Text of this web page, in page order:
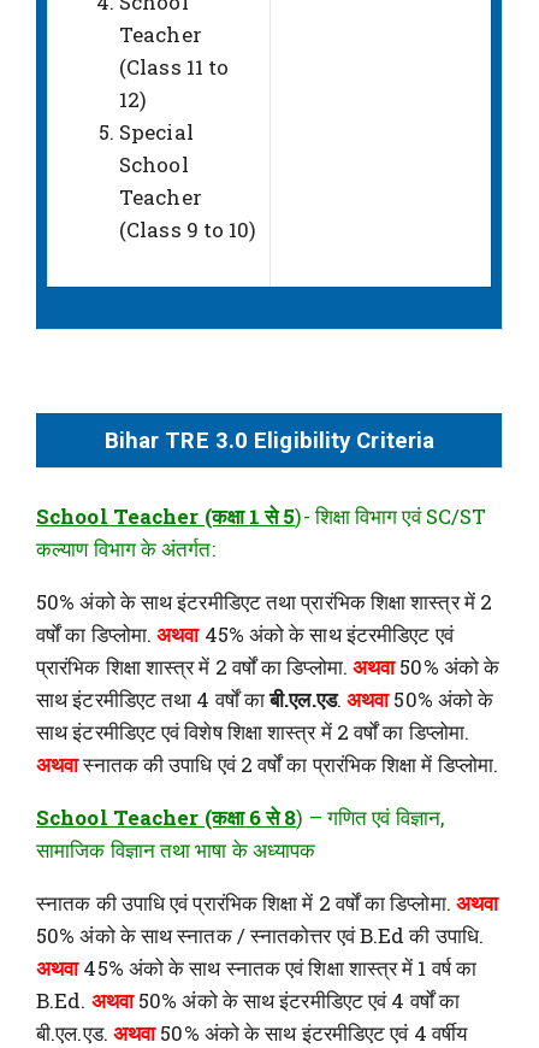
Teacher
(Class 11 to
12)
Special
School
Teacher
(Class 9 to 10)
Bihar TRE 3.0 Eligibility Criteria
School Teacher (कक्षा 1 से 5)- शिक्षा विभाग एवं SC/ST
कल्याण विभाग के अंतर्गत:
50% अंको के साथ इंटरमीडिएट तथा प्रारंभिक शिक्षा शास्त्र में 2
वर्षों का डिप्लोमा.अथवा 45% अंको के साथ इंटरमीडिएट एवं
प्रारंभिक शिक्षा शास्त्र में 2 वर्षों का डिप्लोमा. अथवा50% अंको के
साथ इंटरमीडिएट तथा 4 वर्षों काबी.एल.एड.अथवा50% अंको के
साथ इंटरमीडिएट एवं विशेष शिक्षा शास्त्र में 2 वर्षों का डिप्लोमा.
अथवास्नातक की उपाधि एवं 2 वर्षों का प्रारंभिक शिक्षा में डिप्लोमा.
School Teacher (कक्षा 6 से 8) – गणित एवं विज्ञान,
सामाजिक विज्ञान तथा भाषा के अध्यापक
स्नातक की उपाधि एवं प्रारंभिक शिक्षा में 2 वर्षों का डिप्लोमा. अथवा
50% अंको के साथ स्नातक / स्नातकोत्तर एवं B.Ed की उपाधि.
अथवा45% अंको के साथ स्नातक एवं शिक्षा शास्त्र में 1 वर्ष का
B.Ed. अथवा50% अंको के साथ इंटरमीडिएट एवं 4 वर्षों का
बी.एल.एड. अथवा50% अंको के साथ इंटरमीडिएट एवं 4 वर्षीय